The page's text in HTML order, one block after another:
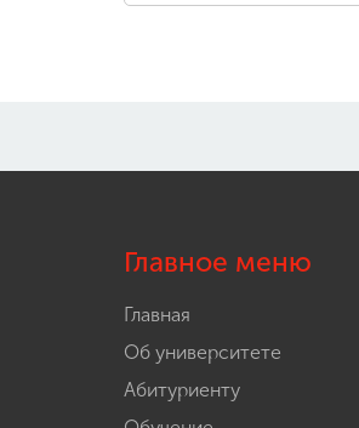
Главное меню
Главная
Об университете
Абитуриенту